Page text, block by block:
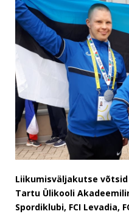
Liikumisväljakutse
Tartu Ülikooli
Spordiklubi, FCI Levadia,